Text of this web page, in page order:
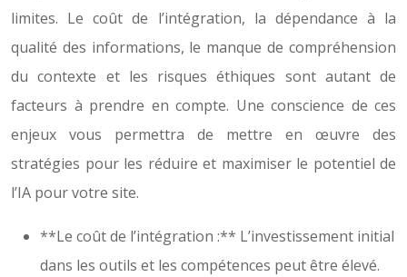
limites. Le coût de l’intégration, la dépendance à la
qualité des informations, le manque de compréhension
du contexte et les risques éthiques sont autant de
facteurs à prendre en compte. Une conscience de ces
enjeux vous permettra de mettre en œuvre des
stratégies pour les réduire et maximiser le potentiel de
l’IA pour votre site.
**Le coût de l’intégration :** L’investissement initial
dans les outils et les compétences peut être élevé.